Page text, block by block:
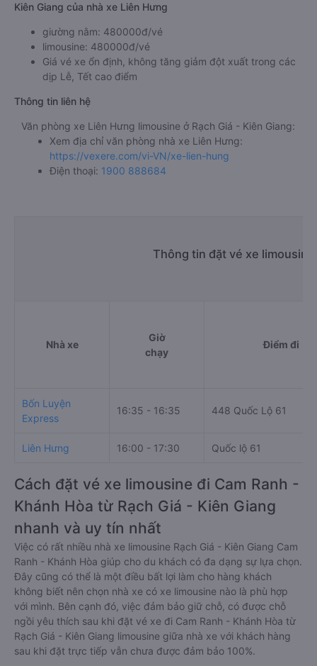
Kiên Giang của nhà xe Liên Hưng
giường nằm: 480000đ/vé
limousine: 480000đ/vé
Giá vé xe ổn định, không tăng giảm đột xuất trong các
dịp Lễ, Tết cao điểm
Thông tin liên hệ
Văn phòng xe Liên Hưng limousine ở Rạch Giá - Kiên Giang:
Xem địa chỉ văn phòng nhà xe Liên Hưng:
https://vexere.com/vi-VN/xe-lien-hung
Điện thoại: 1900 888684
Thông tin đặt vé xe limousine
Nhà xe
Giờ
chạy
Điểm đi
Bốn Luyện
Express
16:35 - 16:35 448 Quốc Lộ 61
Liên Hưng 16:00 - 17:30 Quốc lộ 61
Cách đặt vé xe limousine đi Cam Ranh -
Khánh Hòa từ Rạch Giá - Kiên Giang
nhanh và uy tín nhất
Việc có rất nhiều nhà xe limousine Rạch Giá - Kiên Giang Cam
Ranh - Khánh Hòa giúp cho du khách có đa dạng sự lựa chọn.
Đây cũng có thể là một điều bất lợi làm cho hàng khách
không biết nên chọn nhà xe có xe limousine nào là phù hợp
với mình. Bên cạnh đó, việc đảm bảo giữ chỗ, có được chỗ
ngồi yêu thích sau khi đặt vé xe đi Cam Ranh - Khánh Hòa từ
Rạch Giá - Kiên Giang limousine giữa nhà xe với khách hàng
sau khi đặt trực tiếp vẫn chưa được đảm bảo 100%.